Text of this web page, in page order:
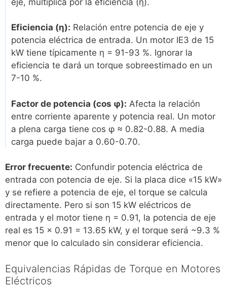
Eficiencia (η): Relación entre potencia de eje y
potencia eléctrica de entrada. Un motor IE3 de 15
kW tiene típicamente η = 91-93 %. Ignorar la
eficiencia te dará un torque sobreestimado en un
7-10 %.
Factor de potencia (cos φ): Afecta la relación
entre corriente aparente y potencia real. Un motor
a plena carga tiene cos φ ≈ 0.82-0.88. A media
carga puede bajar a 0.60-0.70.
Error frecuente: Confundir potencia eléctrica de
entrada con potencia de eje. Si la placa dice «15 kW»
y se refiere a potencia de eje, el torque se calcula
directamente. Pero si son 15 kW eléctricos de
entrada y el motor tiene η = 0.91, la potencia de eje
real es 15 × 0.91 = 13.65 kW, y el torque será ~9.3 %
menor que lo calculado sin considerar eficiencia.
Equivalencias Rápidas de Torque en Motores
Eléctricos